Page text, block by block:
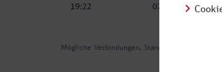
Mögliche Verbindungen, Stand: 2026-08-05 01:48
19:22
07:31